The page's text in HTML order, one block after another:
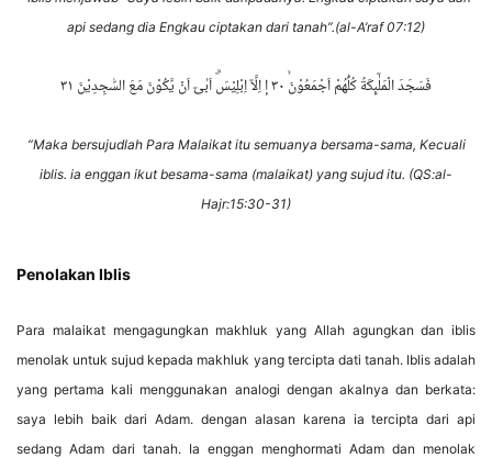
api sedang dia Engkau ciptakan dari tanah”.(al-A’raf 07:12)
فَسَجَدَ الْمَلٰۤىِٕكَةُ كُلُّهُمْ اَجْمَعُوْنَۙ ٣٠ إ اِلَّآ اِبْلِيْسَۗ اَبٰىٓ اَنْ يَّكُوْنَ مَعَ السّٰجِدِيْنَ ٣١
“Maka bersujudlah Para Malaikat itu semuanya bersama-sama, Kecuali
iblis. ia enggan ikut besama-sama (malaikat) yang sujud itu. (QS:al-
Hajr:15:30-31)
Penolakan Iblis
Para malaikat mengagungkan makhluk yang Allah agungkan dan iblis
menolak untuk sujud kepada makhluk yang tercipta dati tanah. Iblis adalah
yang pertama kali menggunakan analogi dengan akalnya dan berkata:
saya lebih baik dari Adam. dengan alasan karena ia tercipta dari api
sedang Adam dari tanah. Ia enggan menghormati Adam dan menolak